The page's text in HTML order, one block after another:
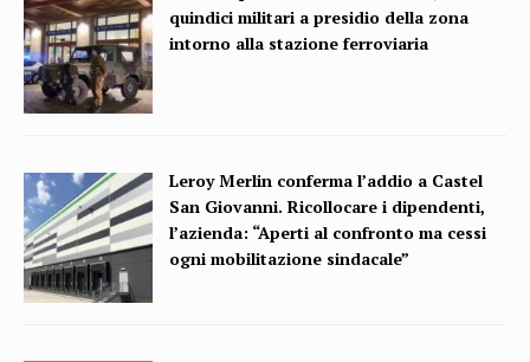
quindici militari a presidio della zona
intorno alla stazione ferroviaria
Leroy Merlin conferma l’addio a Castel
San Giovanni. Ricollocare i dipendenti,
l’azienda: “Aperti al confronto ma cessi
ogni mobilitazione sindacale”